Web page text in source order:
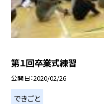
第１回卒業式練習
公開日 2020/02/26
できごと